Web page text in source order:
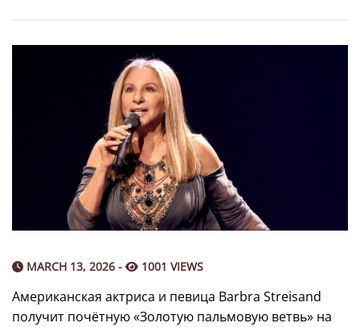
MARCH 13, 2026 - 1001 VIEWS
Американская актриса и певица Barbra Streisand
получит почётную «Золотую пальмовую ветвь» на